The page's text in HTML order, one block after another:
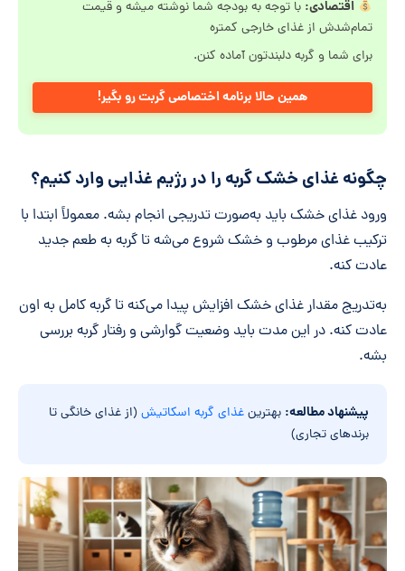
اقتصادی: با توجه به بودجه شما نوشته میشه و قیمت
تمام‌شدش از غذای خارجی کمتره
برای شما و گربه دلبندتون آماده کنن.
همین حالا برنامه اختصاصی گربت رو بگیر!
چگونه غذای خشک گربه را در رژیم غذایی وارد کنیم؟
ورود غذای خشک باید به‌صورت تدریجی انجام بشه. معمولاً ابتدا با
ترکیب غذای مرطوب و خشک شروع می‌شه تا گربه به طعم جدید
عادت کنه.
به‌تدریج مقدار غذای خشک افزایش پیدا می‌کنه تا گربه کامل به اون
عادت کنه. در این مدت باید وضعیت گوارشی و رفتار گربه بررسی
بشه.
پیشنهاد مطالعه: بهترینغذای گربه اسکاتیش(از غذای خانگی تا
برندهای تجاری)